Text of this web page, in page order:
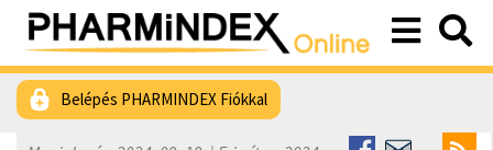
Belépés PHARMINDEX Fiókkal